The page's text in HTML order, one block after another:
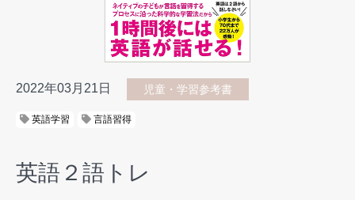
2022年03月21日 児童・学習参考書
英語学習 言語習得
英語２語トレ